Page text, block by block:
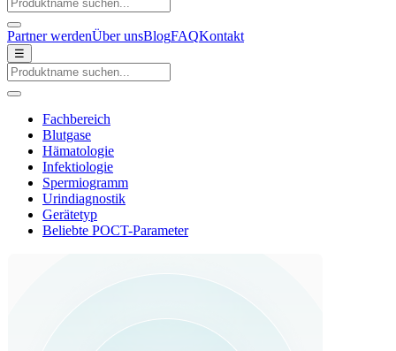
Partner werdenÜber unsBlogFAQKontakt
☰
Fachbereich
Blutgase
Hämatologie
Infektiologie
Spermiogramm
Urindiagnostik
Gerätetyp
Beliebte POCT-Parameter